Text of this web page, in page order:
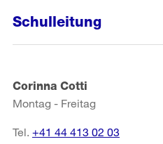
Schulleitung
Corinna Cotti
Montag - Freitag
Tel. +41 44 413 02 03